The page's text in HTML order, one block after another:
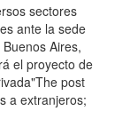
sectores
ante la sede
Aires,
el proyecto de
post
a extranjeros;